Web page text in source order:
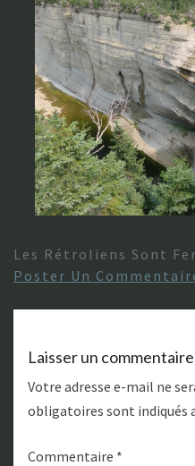
Les Rétroliens Sont
Poster Un
Laisser un commentaire
Votre adresse e-mail ne
obligatoires sont indiqués
Commentaire *